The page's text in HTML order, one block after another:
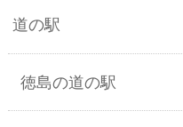
道の駅
徳島の道の駅